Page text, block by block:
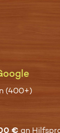
(400+)
€ an